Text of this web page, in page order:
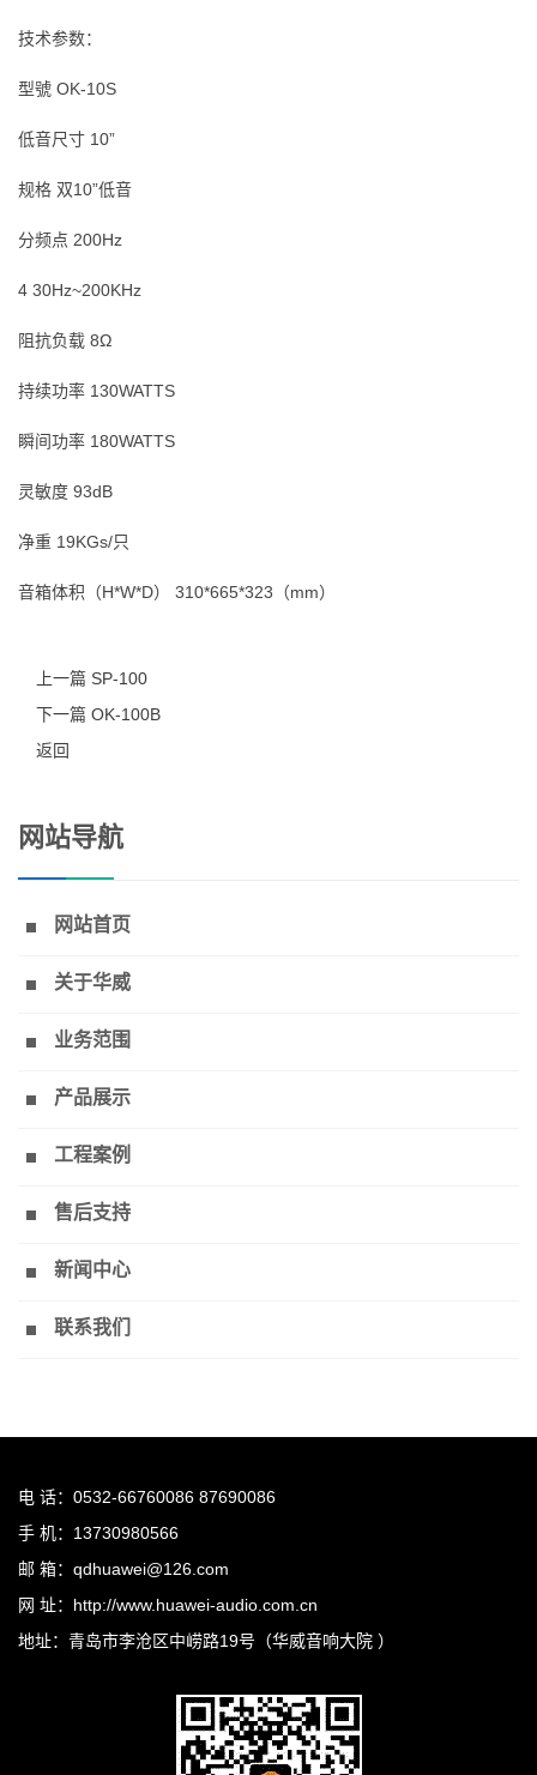
技术参数：
型號 OK-10S
低音尺寸 10”
规格 双10”低音
分频点 200Hz
4 30Hz~200KHz
阻抗负载 8Ω
持续功率 130WATTS
瞬间功率 180WATTS
灵敏度 93dB
净重 19KGs/只
音箱体积（H*W*D） 310*665*323（mm）
上一篇 SP-100
下一篇 OK-100B
返回
网站导航
网站首页
关于华威
业务范围
产品展示
工程案例
售后支持
新闻中心
联系我们
电 话：0532-66760086 87690086
手 机：13730980566
邮 箱：qdhuawei@126.com
网 址：http://www.huawei-audio.com.cn
地址：青岛市李沧区中崂路19号（华威音响大院 ）